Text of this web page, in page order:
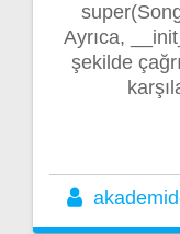
Ayrıca,
şekilde